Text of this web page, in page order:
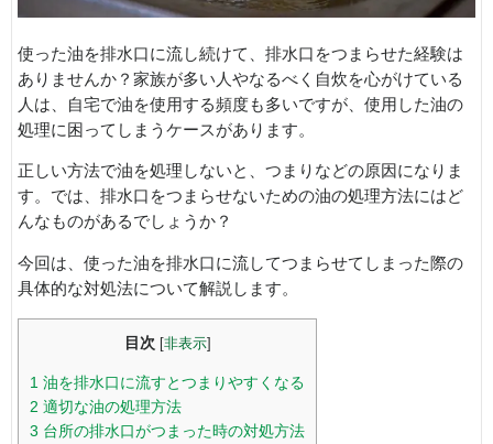
使った油を排水口に流し続けて、排水口をつまらせた経験は
ありませんか？家族が多い人やなるべく自炊を心がけている
人は、自宅で油を使用する頻度も多いですが、使用した油の
処理に困ってしまうケースがあります。
正しい方法で油を処理しないと、つまりなどの原因になりま
す。では、排水口をつまらせないための油の処理方法にはど
んなものがあるでしょうか？
今回は、使った油を排水口に流してつまらせてしまった際の
具体的な対処法について解説します。
目次 [非表示]
1 油を排水口に流すとつまりやすくなる
2 適切な油の処理方法
3 台所の排水口がつまった時の対処方法